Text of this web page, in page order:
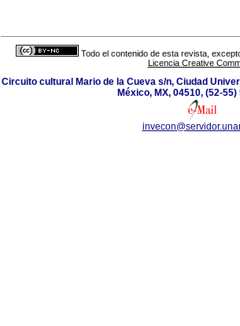
Todo el contenido de esta revista,
Licencia Creative
Circuito cultural Mario de la Cueva s/n, Ciudad
México, MX, 04510, (52-